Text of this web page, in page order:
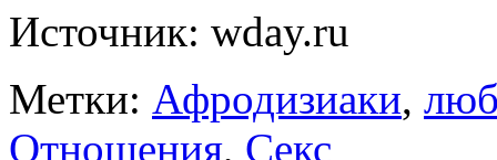
Источник: wday.ru
Метки: Афродизиаки,
Отношения, Секс